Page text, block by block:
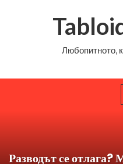
Любопитното,
Разводът се